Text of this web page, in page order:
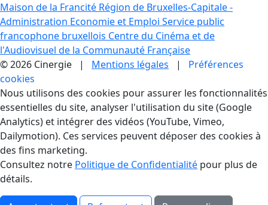
Maison de la Francité Région de Bruxelles-Capitale -
Administration Economie et Emploi Service public
francophone bruxellois Centre du Cinéma et de
l'Audiovisuel de la Communauté Française
© 2026 Cinergie | Mentions légales | Préférences
cookies
Gestion des Cookies
Nous utilisons des cookies pour assurer les fonctionnalités
essentielles du site, analyser l'utilisation du site (Google
Analytics) et intégrer des vidéos (YouTube, Vimeo,
Dailymotion). Ces services peuvent déposer des cookies à
des fins marketing.
Consultez notre Politique de Confidentialité pour plus de
détails.